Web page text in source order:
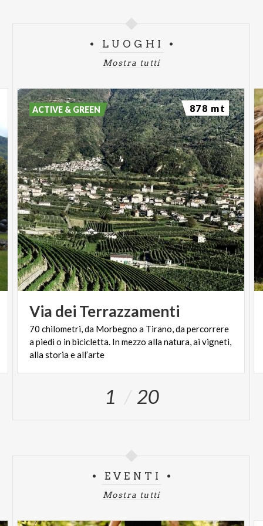
LUOGHI
Mostra tutti
Via dei Terrazzamenti
70 chilometri, da Morbegno a Tirano, da percorrere
a piedi o in bicicletta. In mezzo alla natura, ai vigneti,
alla storia e all’arte
ACTIVE & GREEN 878 mt
1 20
EVENTI
Mostra tutti